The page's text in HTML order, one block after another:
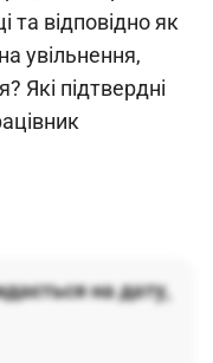
та відповідно як
увільнення,
Які підтвердні
на дату,